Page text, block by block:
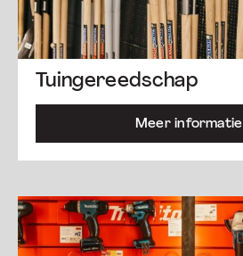
Tuingereedschap
Meer informatie